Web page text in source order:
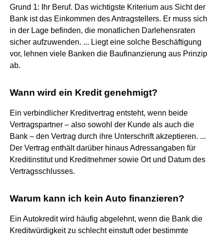
Grund 1: Ihr Beruf. Das wichtigste Kriterium aus Sicht der
Bank ist das Einkommen des Antragstellers. Er muss sich
in der Lage befinden, die monatlichen Darlehensraten
sicher aufzuwenden. ... Liegt eine solche Beschäftigung
vor, lehnen viele Banken die Baufinanzierung aus Prinzip
ab.
Wann wird ein Kredit genehmigt?
Ein verbindlicher Kreditvertrag entsteht, wenn beide
Vertragspartner – also sowohl der Kunde als auch die
Bank – den Vertrag durch ihre Unterschrift akzeptieren. ...
Der Vertrag enthält darüber hinaus Adressangaben für
Kreditinstitut und Kreditnehmer sowie Ort und Datum des
Vertragsschlusses.
Warum kann ich kein Auto finanzieren?
Ein Autokredit wird häufig abgelehnt, wenn die Bank die
Kreditwürdigkeit zu schlecht einstuft oder bestimmte